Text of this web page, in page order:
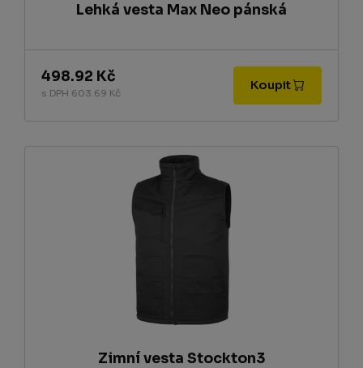
Lehká vesta Max Neo pánská
498.92 Kč
s DPH 603.69 Kč
Koupit
Zimní vesta Stockton3